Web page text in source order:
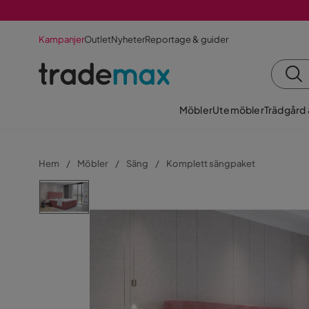
KampanjerOutletNyheterReportage & guider
MöblerUtemöblerTrädgård
Hem Möbler Säng Komplett sängpaket